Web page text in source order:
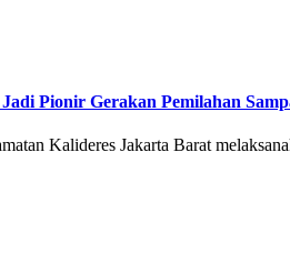
Pionir Gerakan Pemilahan
Kalideres Jakarta Barat